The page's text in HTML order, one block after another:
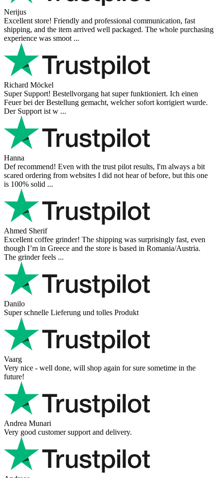
Nerijus
Excellent store! Friendly and professional communication, fast
shipping, and the item arrived well packaged. The whole purchasing
experience was smoot ...
Richard Möckel
Super Support! Bestellvorgang hat super funktioniert. Ich einen
Feuer bei der Bestellung gemacht, welcher sofort korrigiert wurde.
Der Support ist w ...
Hanna
Def recommend! Even with the trust pilot results, I'm always a bit
scared ordering from websites I did not hear of before, but this one
is 100% solid ...
Ahmed Sherif
Excellent coffee grinder! The shipping was surprisingly fast, even
though I’m in Greece and the store is based in Romania/Austria.
The grinder feels ...
Danilo
Super schnelle Lieferung und tolles Produkt
Vaarg
Very nice - well done, will shop again for sure sometime in the
future!
Andrea Munari
Very good customer support and delivery.